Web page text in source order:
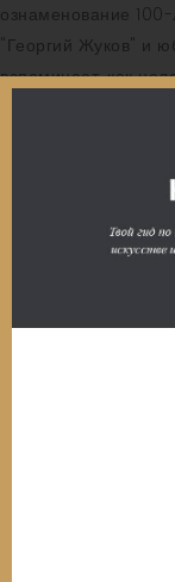
ознаменование
"Георгий Жуков" и
вспоминает, как
воздушным
курсовую
не получая